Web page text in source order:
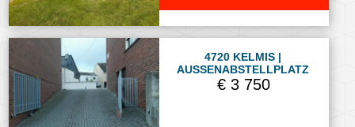
4720 KELMIS |
AUSSENABSTELLPLATZ
€ 3 750